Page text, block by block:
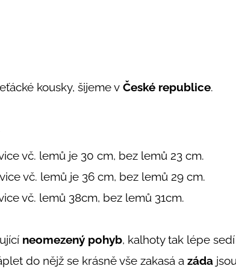
kousky, šijeme v České republice.
vč. lemů je 30 cm, bez lemů 23 cm.
vč. lemů je 36 cm, bez lemů 29 cm.
vč. lemů 38cm, bez lemů 31cm.
neomezený pohyb, kalhoty tak lépe
do nějž se krásně vše zakasá a záda jsou